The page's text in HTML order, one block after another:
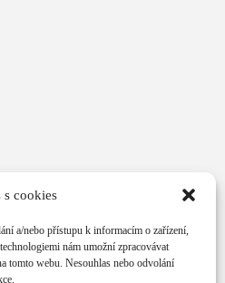
s cookies
a/nebo přístupu k informacím o zařízení,
nám umožní zpracovávat
tomto webu. Nesouhlas nebo odvolání